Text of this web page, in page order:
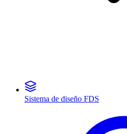
Sistema de diseño FDS